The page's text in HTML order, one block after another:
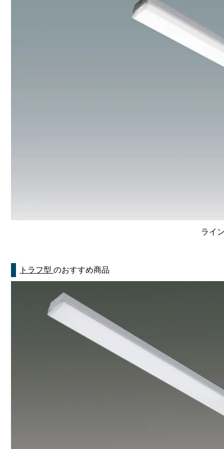
ライ
トラフ型のおすすめ商品